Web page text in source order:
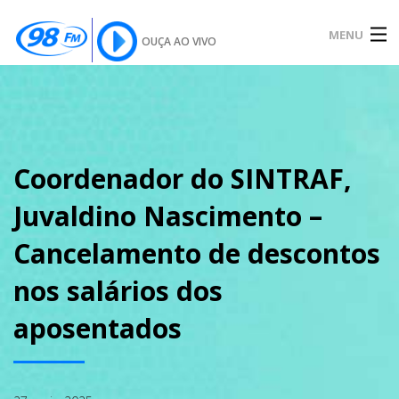
OUÇA AO VIVO MENU
SOBRE
NOTÍCIAS
PODCAST
Coordenador do SINTRAF,
Juvaldino Nascimento –
Cancelamento de descontos
nos salários dos
aposentados